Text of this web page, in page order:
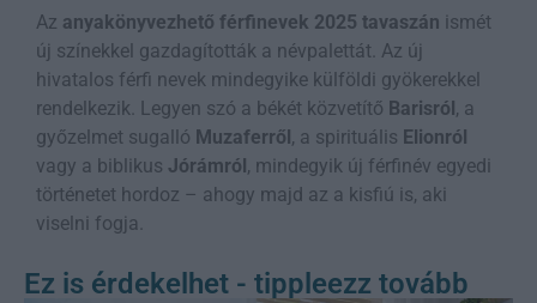
Az anyakönyvezhető férfinevek 2025 tavaszán ismét
új színekkel gazdagították a névpalettát. Az új
hivatalos férfi nevek mindegyike külföldi gyökerekkel
rendelkezik. Legyen szó a békét közvetítő Barisról, a
győzelmet sugalló Muzaferről, a spirituális Elionról
vagy a biblikus Jórámról, mindegyik új férfinév egyedi
történetet hordoz – ahogy majd az a kisfiú is, aki
viselni fogja.
Ez is érdekelhet - tippleezz tovább